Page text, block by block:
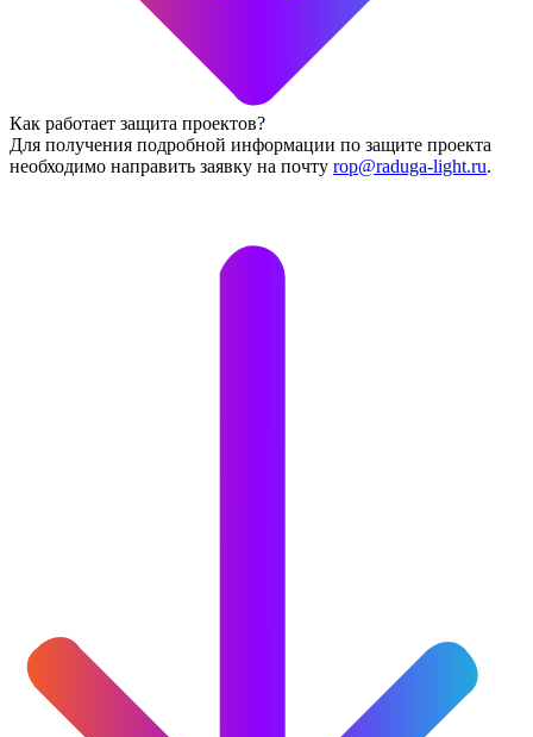
Как работает защита проектов?
Для получения подробной информации по защите проекта
необходимо направить заявку на почту rop@raduga-light.ru.